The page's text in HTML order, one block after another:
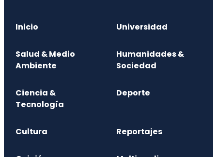
Inicio Universidad
Salud & Medio
Ambiente
Humanidades &
Sociedad
Ciencia &
Tecnología
Deporte
Cultura Reportajes